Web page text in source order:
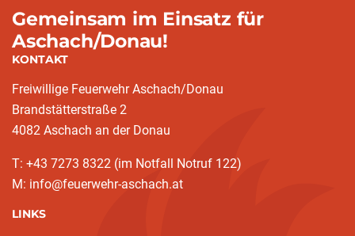
Gemeinsam im Einsatz für
Aschach/Donau!
KONTAKT
Freiwillige Feuerwehr Aschach/Donau
Brandstätterstraße 2
4082 Aschach an der Donau
T: +43 7273 8322 (im Notfall Notruf 122)
M: info@feuerwehr-aschach.at
LINKS